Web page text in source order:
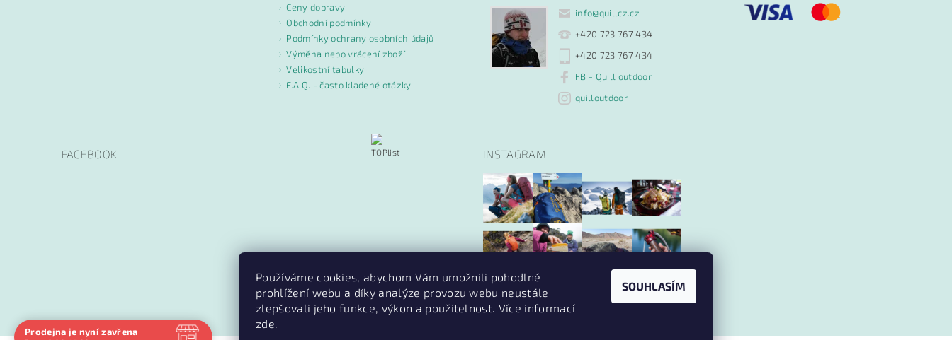
Ceny dopravy
Obchodní podmínky
Podmínky ochrany osobních údajů
Výměna nebo vrácení zboží
Velikostní tabulky
F.A.Q. - často kladené otázky
info@quillcz.cz
+420 723 767 434
+420 723 767 434
FB - Quill outdoor
quilloutdoor
FACEBOOK INSTAGRAM
Sledovat na Instagramu
PruvodceNakopce.Cz
Prodejna je nyní zavřena
Používáme cookies, abychom Vám umožnili pohodlné
prohlížení webu a díky analýze provozu webu neustále
zlepšovali jeho funkce, výkon a použitelnost. Více informací
zde.
SOUHLASÍM